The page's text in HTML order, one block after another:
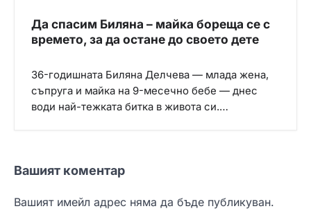
Да спасим Биляна – майка бореща се с
времето, за да остане до своето дете
36-годишната Биляна Делчева — млада жена,
съпруга и майка на 9-месечно бебе — днес
води най-тежката битка в живота си.…
Вашият коментар
Вашият имейл адрес няма да бъде публикуван.